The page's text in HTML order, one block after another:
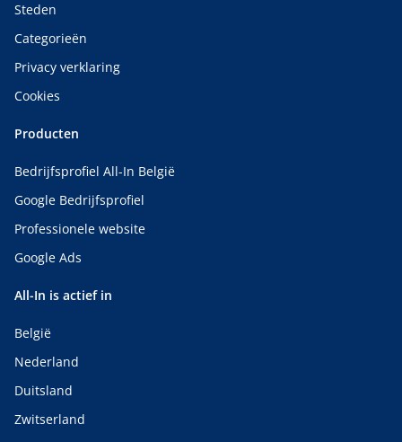
Steden
Categorieën
Privacy verklaring
Cookies
Producten
Bedrijfsprofiel All-In België
Google Bedrijfsprofiel
Professionele website
Google Ads
All-In is actief in
België
Nederland
Duitsland
Zwitserland